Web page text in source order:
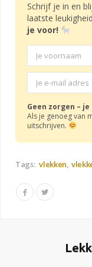
Schrijf je in en
laatste
je voor!
Geen zorgen –
Als je genoeg van
uitschrijven.
Tags: vlekken